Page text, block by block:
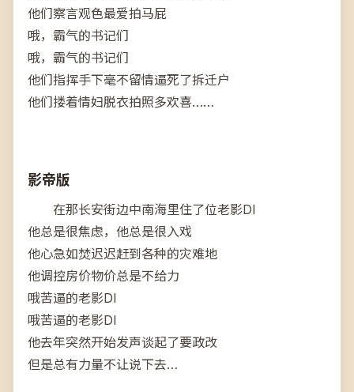
他们察言观色最爱拍马屁
哦，霸气的书记们
哦，霸气的书记们
他们指挥手下毫不留情逼死了拆迁户
他们搂着情妇脱衣拍照多欢喜……
影帝版
在那长安街边中南海里住了位老影DI
他总是很焦虑，他总是很入戏
他心急如焚迟迟赶到各种的灾难地
他调控房价物价总是不给力
哦苦逼的老影DI
哦苦逼的老影DI
他去年突然开始发声谈起了要政改
但是总有力量不让说下去…